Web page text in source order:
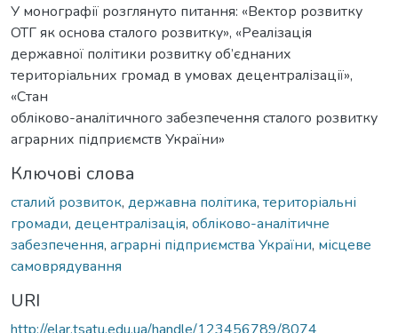
У монографії розглянуто питання: «Вектор розвитку
ОТГ як основа сталого розвитку», «Реалізація
державної політики розвитку об’єднаних
територіальних громад в умовах децентралізації»,
«Стан
обліково-аналітичного забезпечення сталого розвитку
аграрних підприємств України»
Ключові слова
сталий розвиток, державна політика, територіальні
громади, децентралізація, обліково-аналітичне
забезпечення, аграрні підприємства України, місцеве
самоврядування
URI